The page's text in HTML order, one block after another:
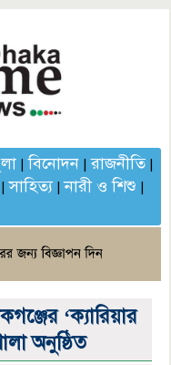
|বিনোদন|রাজনীতি|
|সাহিত্য|নারী ও শিশু |
‘ক্যারিয়ার
অনুষ্ঠিত